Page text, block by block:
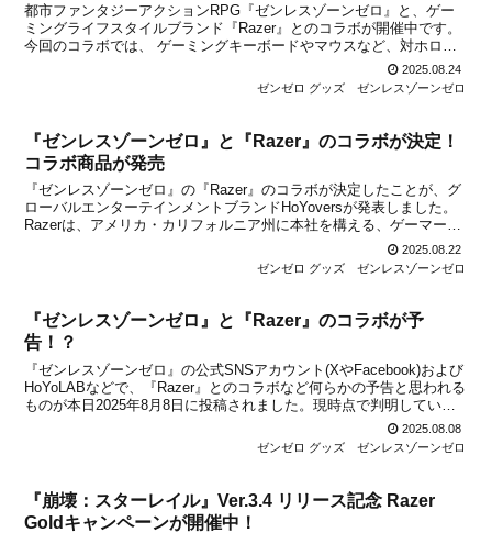
都市ファンタジーアクションRPG『ゼンレスゾーンゼロ』と、ゲー
ミングライフスタイルブランド『Razer』とのコラボが開催中です。
今回のコラボでは、 ゲーミングキーボードやマウスなど、対ホロウ
六課課長「星見雅」にインスパイアされた『カスタム ゼンレスゾー
ンゼロ PCゲーミングギア』商品が発売されるとの...
2025.08.24
ゼンゼロ グッズ
ゼンレスゾーンゼロ
『ゼンレスゾーンゼロ』と『Razer』のコラボが決定！
コラボ商品が発売
『ゼンレスゾーンゼロ』の『Razer』のコラボが決定したことが、グ
ローバルエンターテインメントブランドHoYoversが発表しました。
Razerは、アメリカ・カリフォルニア州に本社を構える、ゲーマーの
ためにゲーマーによって作られた、世界的な大手ライフスタイルブラ
ンド企業です。過去には『原神』や『崩壊...
2025.08.22
ゼンゼロ グッズ
ゼンレスゾーンゼロ
『ゼンレスゾーンゼロ』と『Razer』のコラボが予
告！？
『ゼンレスゾーンゼロ』の公式SNSアカウント(XやFacebook)および
HoYoLABなどで、『Razer』とのコラボなど何らかの予告と思われる
ものが本日2025年8月8日に投稿されました。現時点で判明している
情報は少ないですが、分かっていることをまとめましたので下記から
2025.08.08
ゼンゼロ グッズ
ゼンレスゾーンゼロ
『崩壊：スターレイル』Ver.3.4 リリース記念 Razer
Goldキャンペーンが開催中！